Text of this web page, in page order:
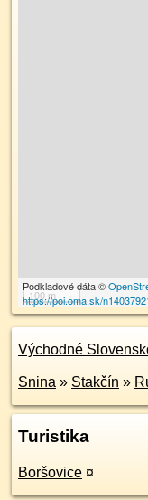
100 m
Podkladové dáta ©
https://poi.oma.sk/
Východné
Snina » Stakčín »
Turistika
Boršovice ¤